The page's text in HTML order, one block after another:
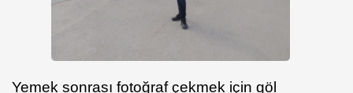
Yemek sonrası fotoğraf çekmek için göl